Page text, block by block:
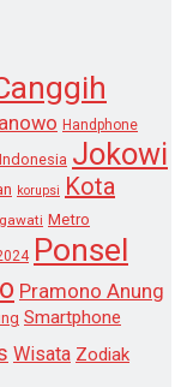
Handphone
Indonesia Jokowi
korupsi Kota
Metro
Ponsel
Pramono Anung
Smartphone
Wisata Zodiak